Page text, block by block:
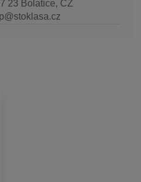
23 Bolatice, CZ